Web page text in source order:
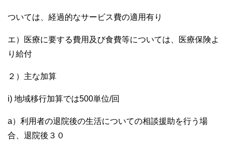
ついては、経過的なサービス費の適用有り
エ）医療に要する費用及び食費等については、医療保険よ
り給付
２）主な加算
i) 地域移行加算では500単位/回
a）利用者の退院後の生活についての相談援助を行う場
合、退院後３０